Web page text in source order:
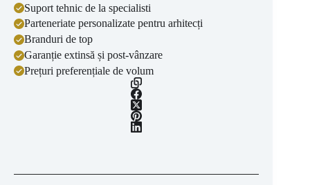
Suport tehnic de la specialisti
Parteneriate personalizate pentru arhitecți
Branduri de top
Garanție extinsă și post-vânzare
Prețuri preferențiale de volum